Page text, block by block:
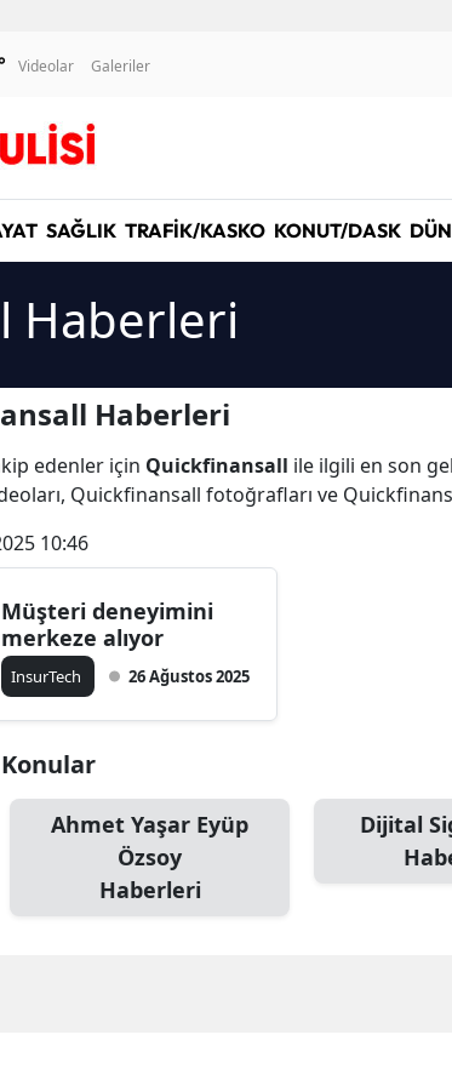
Videolar Galeriler
SAĞLIK TRAFİK/KASKO KONUT/DASK
Haberleri
Haberleri
edenler için Quickfinansall ile ilgili en son
Quickfinansall fotoğrafları ve
10:46
Müşteri deneyimini
merkeze alıyor
InsurTech 26 Ağustos 2025
Ahmet Yaşar Eyüp
Özsoy
Haberleri
Dijital